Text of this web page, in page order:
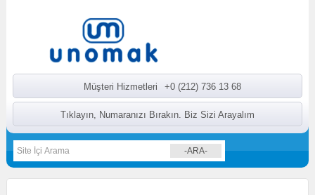
Müşteri Hizmetleri +0 (212) 736 13 68
Tıklayın, Numaranızı Bırakın. Biz Sizi Arayalım